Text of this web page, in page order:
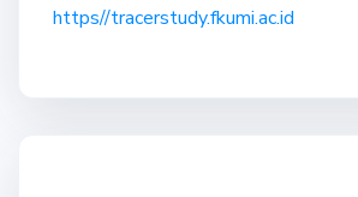
https//tracerstudy.fkumi.ac.id